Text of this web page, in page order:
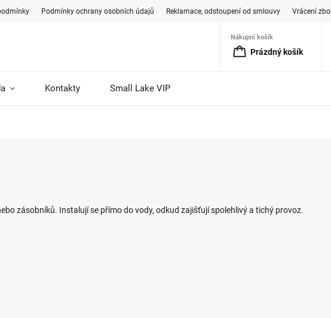
Podmínky ochrany osobních údajů Reklamace, odstoupení od smlouvy Vrácení
Nákupní košík
Prázdný košík
Kontakty Small Lake VIP
zásobníků. Instalují se přímo do vody, odkud zajišťují spolehlivý a tichý provoz.